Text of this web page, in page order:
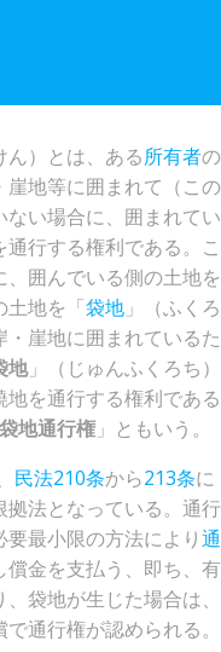
ん）とは、ある所有者の
崖地等に囲まれて（この
ない場合に、囲まれてい
行する権利である。こ
囲んでいる側の土地を
土地を「袋地 」（ふくろ
崖地に囲まれているた
地」（じゅんふくろち）
を通行する権利である
袋地通行権 」ともいう。
民法210条から213条に
拠法となっている。通行
最小限の方法により通
償金を支払う、即ち、有
、袋地が生じた場合は、
通行権が認められる。